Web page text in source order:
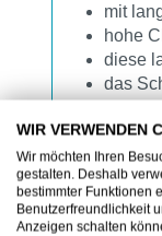
mit
hohe
diese
das
WIR VERWENDEN
Wir möchten Ihren
gestalten. Deshalb
bestimmter Funktionen
Benutzerfreundlichkeit
Anzeigen schalten